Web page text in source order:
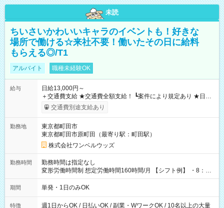
未読
ちいさいかわいいキャラのイベントも！好きな
場所で働ける☆来社不要！働いたその日に給料
もらえる◎/T1
アルバイト 職種未経験OK
給与
日給13,000円～
＋交通費支給 ★交通費全額支給！ ┗案件により規定あり ★日払
いOK！（規定あり） ┗働いたその日に現金GET♪ お仕事後はコ
ンビニATMから 日払い分を引き落とせます！ 【試用期間】試
交通費別途支給あり
勤務地
東京都町田市
東京都町田市原町田（最寄り駅：町田駅）
株式会社ワンベルウッズ
勤務時間
勤務時間は指定なし
変形労働時間制 想定労働時間160時間/月 【シフト例】 ・8：00
～21：00
期間 単発・1日のみOK
特徴 週1日からOK / 日払いOK / 副業・WワークOK / 10名以上の大量